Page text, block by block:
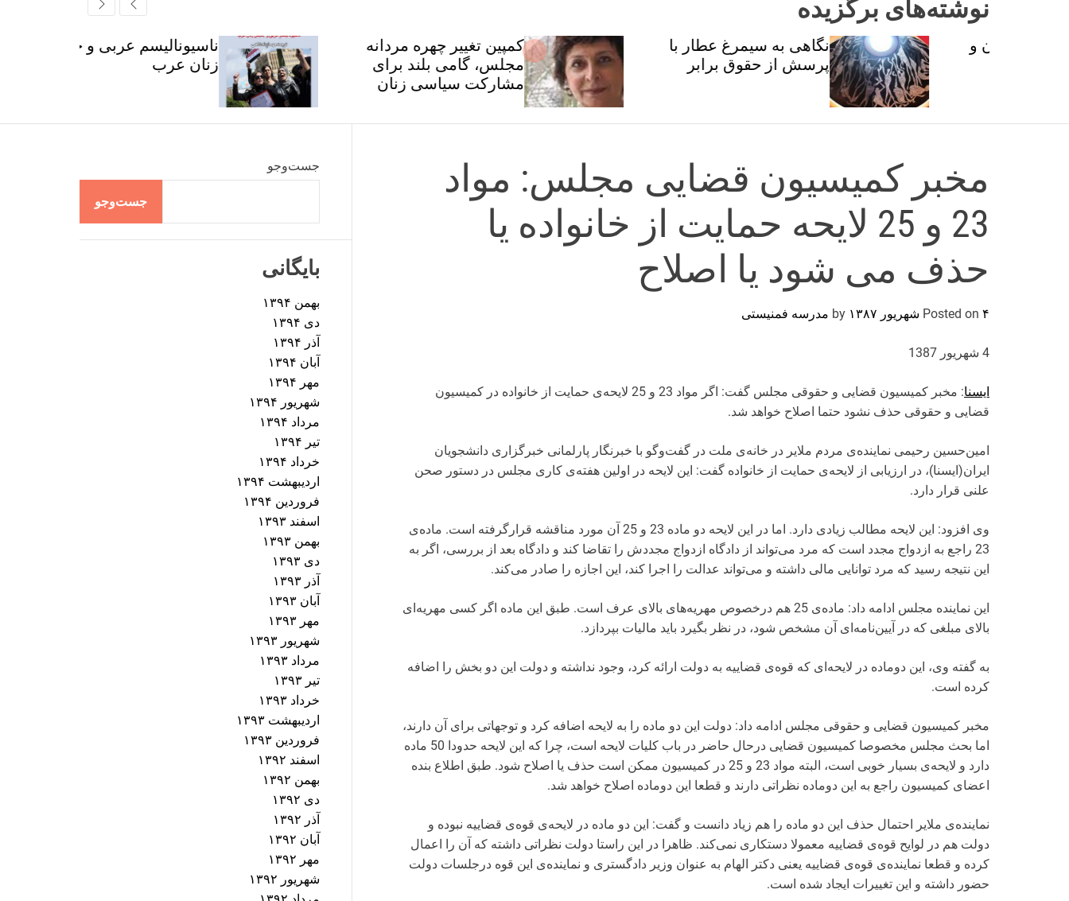
c
o
e
r
c
نوشته‌های برگزیده
نگاهی به سیمرغ عطار با
پرسش از حقوق برابر
کمپین تغییر چهره مردانه
مجلس، گامی بلند برای
مشارکت سیاسی زنان
ناسیونالیسم عربی و جنبش
زنان عرب
مخبر کمیسیون قضایی مجلس: مواد
23 و 25 لایحه حمایت از خانواده یا
حذف می شود یا اصلاح
Posted on ۴ شهریور ۱۳۸۷ مدرسه فمنیستی
4 شهریور 1387
ایسنا
: مخبر کمیسیون قضایی و حقوقی مجلس گفت: اگر مواد 23 و 25 لایحه‌ی حمایت از خانواده در کمیسیون
قضایی و حقوقی حذف نشود حتما اصلاح خواهد شد.
امین‌حسین رحیمی نماینده‌ی مردم ملایر در خانه‌ی ملت در گفت‌وگو با خبرنگار پارلمانی خبرگزاری دانشجویان
ایران(ایسنا)، در ارزیابی از لایحه‌ی حمایت از خانواده گفت: این لایحه در اولین هفته‌ی کاری مجلس در دستور صحن
علنی قرار دارد.
وی افزود: این لایحه مطالب زیادی دارد. اما در این لایحه دو ماده 23 و 25 آن مورد مناقشه قرارگرفته است. ماده‌ی
23 راجع به ازدواج مجدد است که مرد می‌تواند از دادگاه ازدواج مجددش را تقاضا کند و دادگاه بعد از بررسی، اگر به
این نتیجه رسید که مرد توانایی مالی داشته و می‌تواند عدالت را اجرا کند، این اجازه را صادر می‌کند.
این نماینده مجلس ادامه داد: ماده‌ی 25 هم درخصوص مهریه‌های بالای عرف است. طبق این ماده اگر کسی مهریه‌ای
بالای مبلغی که در آیین‌نامه‌ای آن مشخص شود، در نظر بگیرد باید مالیات بپردازد.
به گفته وی، این دوماده در لایحه‌ای که قوه‌ی قضاییه به دولت ارائه کرد، وجود نداشته و دولت این دو بخش را اضافه
کرده است.
مخبر کمیسیون قضایی و حقوقی مجلس ادامه داد: دولت این دو ماده را به لایحه‌ اضافه کرد و توجهاتی برای آن دارند،
اما بحث مجلس مخصوصا کمیسیون قضایی درحال حاضر در باب کلیات لایحه است، چرا که این لایحه حدودا 50 ماده
دارد و لایحه‌ی بسیار خوبی است، البته مواد 23 و 25 در کمیسیون ممکن است حذف یا اصلاح شود. طبق اطلاع بنده
اعضای کمیسیون راجع به این دوماده نظراتی دارند و قطعا این دوماده اصلاح خواهد شد.
نماینده‌ی ملایر احتمال حذف این دو ماده را هم زیاد دانست و گفت: این دو ماده در لایحه‌ی قوه‌ی قضاییه نبوده و
دولت هم در لوایح قوه‌ی قضاییه معمولا دستکاری نمی‌کند. ظاهرا در این راستا دولت نظراتی داشته که آن را اعمال
کرده و قطعا نماینده‌ی قوه‌ی قضاییه یعنی دکتر الهام به عنوان وزیر دادگستری و نماینده‌ی این قوه درجلسات دولت
حضور داشته و این تغییرات ایجاد شده است.
جست‌وجو
جست‌وجو
بایگانی
بهمن ۱۳۹۴
دی ۱۳۹۴
آذر ۱۳۹۴
آبان ۱۳۹۴
مهر ۱۳۹۴
شهریور ۱۳۹۴
مرداد ۱۳۹۴
تیر ۱۳۹۴
خرداد ۱۳۹۴
اردیبهشت ۱۳۹۴
فروردین ۱۳۹۴
اسفند ۱۳۹۳
بهمن ۱۳۹۳
دی ۱۳۹۳
آذر ۱۳۹۳
آبان ۱۳۹۳
مهر ۱۳۹۳
شهریور ۱۳۹۳
مرداد ۱۳۹۳
تیر ۱۳۹۳
خرداد ۱۳۹۳
اردیبهشت ۱۳۹۳
فروردین ۱۳۹۳
اسفند ۱۳۹۲
بهمن ۱۳۹۲
دی ۱۳۹۲
آذر ۱۳۹۲
آبان ۱۳۹۲
مهر ۱۳۹۲
شهریور ۱۳۹۲